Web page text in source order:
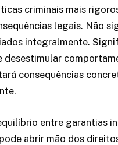
criminais mais
legais. Não
integralmente.
desestimular
consequências
entre garantias
abrir mão dos